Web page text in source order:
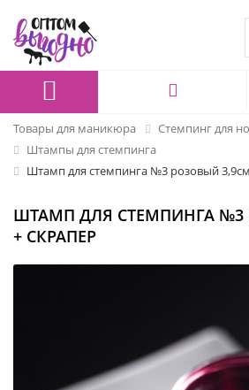
Товары для маникюра
Стемпинг для
Штампы для стемпинга
Штамп для стемпинга №3 розовый
ШТАМП ДЛЯ СТЕМПИНГА №3
+ СКРАПЕР